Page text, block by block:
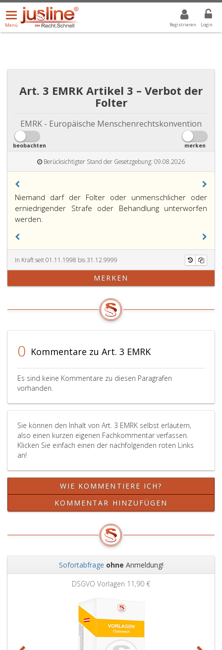
Registrieren Login
Menü
öffnen/schließen
Menü
ALLE DROPDOWN: GEWÄHLTER WERT IST ALLE
Art. 3 EMRK Artikel 3 – Verbot der
Folter
EMRK - Europäische Menschenrechtskonvention
beobachten merken
Berücksichtigter Stand der Gesetzgebung: 09.08.2026
Niemand darf der Folter oder unmenschlicher oder
erniedrigender Strafe oder Behandlung unterworfen
werden.
In Kraft seit 01.11.1998 bis 31.12.9999
MERKEN
0 Kommentare zu Art. 3 EMRK
Es sind keine Kommentare zu diesen Paragrafen
vorhanden.
Sie können den Inhalt von Art. 3 EMRK selbst erläutern,
also einen kurzen eigenen Fachkommentar verfassen.
Klicken Sie einfach einen der nachfolgenden roten Links
an!
WIE KOMMENTIERE ICH?
KOMMENTAR HINZUFÜGEN
Sofortabfrage ohne Anmeldung!
DSGVO Vorlagen 11,90 €